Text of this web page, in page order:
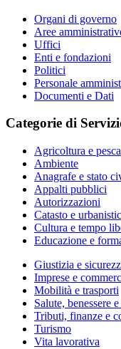
Organi di governo
Aree
Uffici
Enti e fondazioni
Politici
Personale
Documenti e Dati
Categorie di
Agricoltura e pesca
Ambiente
Anagrafe e stato
Appalti pubblici
Autorizzazioni
Catasto e
Cultura e tempo
Educazione e
Giustizia e
Imprese e
Mobilità e trasporti
Salute, benessere
Tributi, finanze e
Turismo
Vita lavorativa